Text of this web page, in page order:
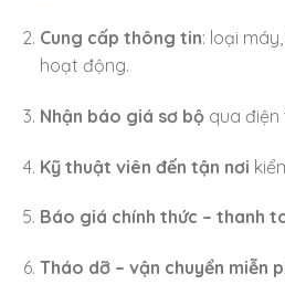
Cung cấp thông tin: loại
hoạt động.
Nhận báo giá sơ bộqua điện
Kỹ thuật viên đến tận nơi
Báo giá chính thức – thanh
Tháo dỡ – vận chuyển miễn